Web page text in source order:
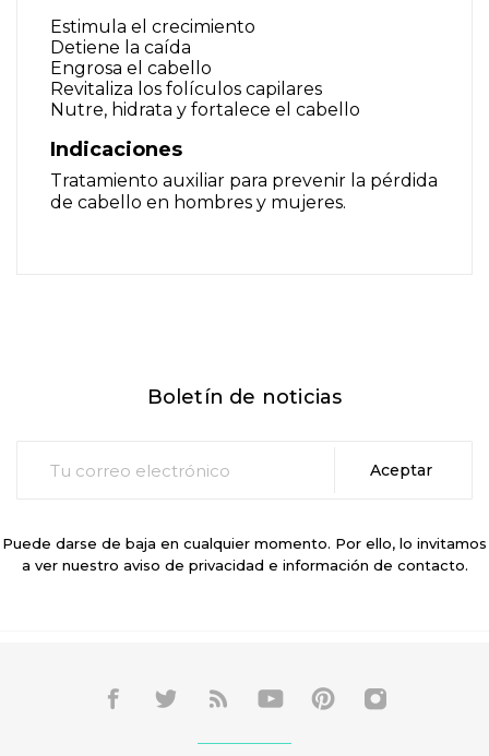
Estimula el crecimiento
Detiene la caída
Engrosa el cabello
Revitaliza los folículos capilares
Nutre, hidrata y fortalece el cabello
Indicaciones
Tratamiento auxiliar para prevenir la pérdida
de cabello en hombres y mujeres.
Boletín de noticias
Puede darse de baja en cualquier momento. Por ello, lo invitamos
a ver nuestro aviso de privacidad e información de contacto.